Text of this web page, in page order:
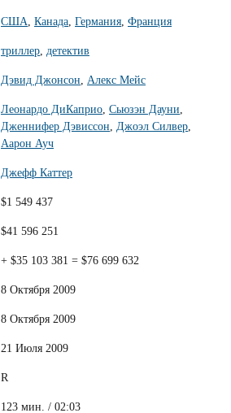
США, Канада, Германия, Франция
триллер, детектив
Дэвид Джонсон, Алекс Мейс
Леонардо ДиКаприо, Сьюзэн Дауни,
Дженнифер Дэвиссон, Джоэл Силвер,
Аарон Ауч
Джефф Каттер
$1 549 437
$41 596 251
+ $35 103 381 = $76 699 632
8 Октября 2009
8 Октября 2009
21 Июля 2009
R
123 мин. / 02:03